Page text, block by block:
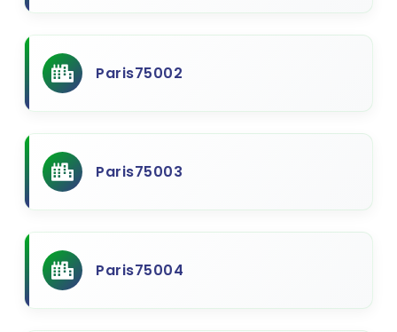
Paris75002
Paris75003
Paris75004